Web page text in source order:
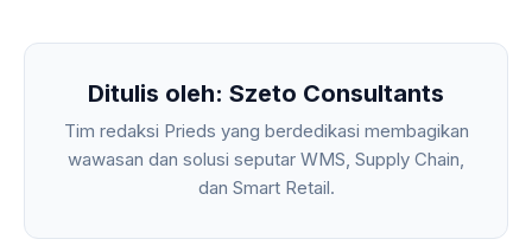
Ditulis oleh: Szeto Consultants
Tim redaksi Prieds yang berdedikasi membagikan
wawasan dan solusi seputar WMS, Supply Chain,
dan Smart Retail.